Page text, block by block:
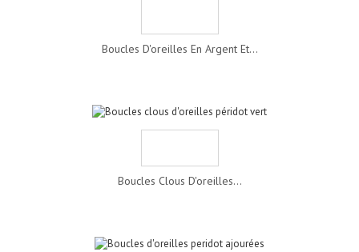
Boucles D'oreilles En Argent Et...
Boucles Clous D'oreilles...